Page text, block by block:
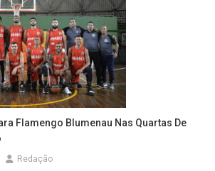
Flamengo Blumenau Nas Quartas De
Redação